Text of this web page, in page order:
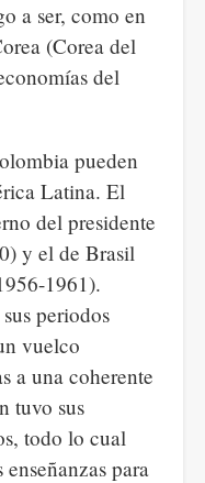
a ser, como en
(Corea del
del
pueden
Latina. El
del presidente
y el de Brasil
1961).
periodos
vuelco
a una coherente
tuvo sus
todo lo cual
para